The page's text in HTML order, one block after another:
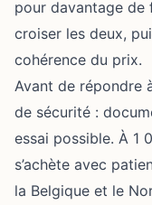
pour davantage de
croiser les deux,
cohérence du prix.
Avant de répondre
de sécurité :
essai possible. À 1
s’achète avec
la Belgique et le